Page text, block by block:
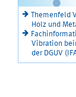
Themenfeld
Holz und
Vibration
der DGUV